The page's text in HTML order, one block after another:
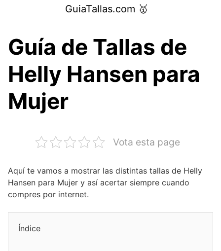
GuiaTallas.com 🥇
Guía de Tallas de
Helly Hansen para
Mujer
Vota esta page
Aquí te vamos a mostrar las distintas tallas de Helly
Hansen para Mujer y así acertar siempre cuando
compres por internet.
Índice